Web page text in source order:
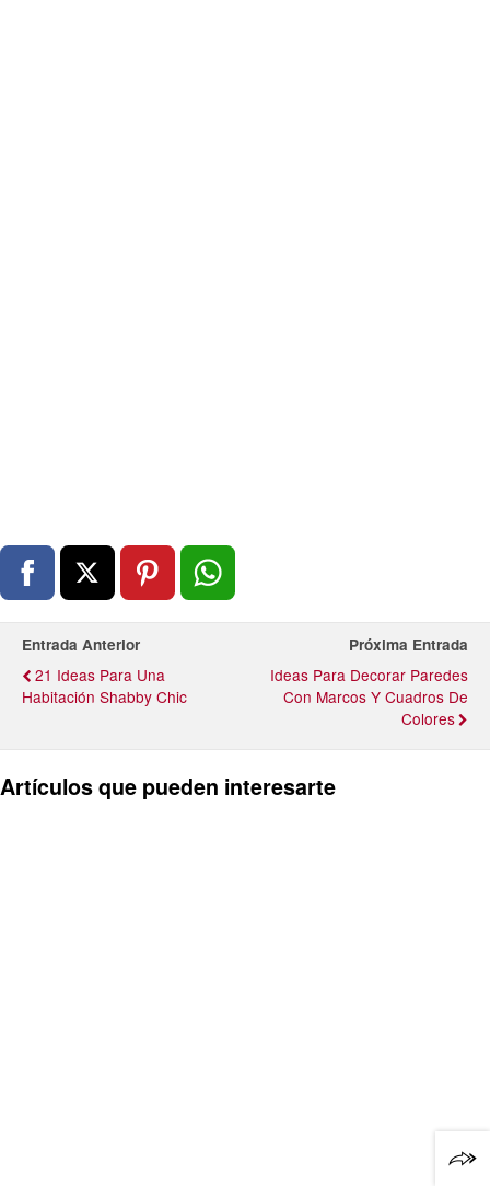
Entrada Anterior
21 Ideas Para Una
Habitación Shabby Chic
Próxima Entrada
Ideas Para Decorar Paredes
Con Marcos Y Cuadros De
Colores
Artículos que pueden interesarte